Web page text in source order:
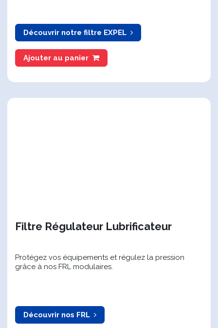
Découvrir notre filtre EXPEL
Ajouter au panier
Filtre Régulateur Lubrificateur
Protégez vos équipements et régulez la pression
Découvrir nos FRL